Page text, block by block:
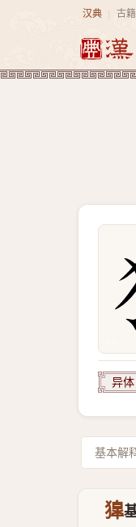
汉典 古籍
异体
基本解
獋